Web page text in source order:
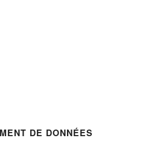
DE DONNÉES